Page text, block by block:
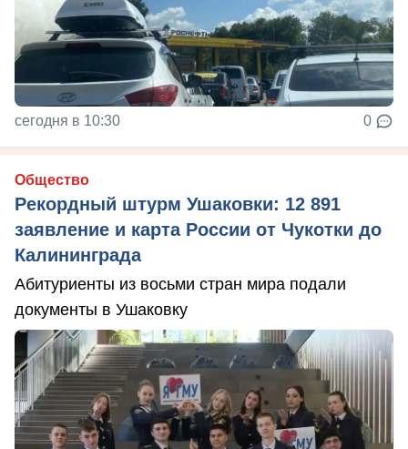
сегодня в 10:30 0
Общество
Рекордный штурм Ушаковки: 12 891
заявление и карта России от Чукотки до
Калининграда
Абитуриенты из восьми стран мира подали
документы в Ушаковку